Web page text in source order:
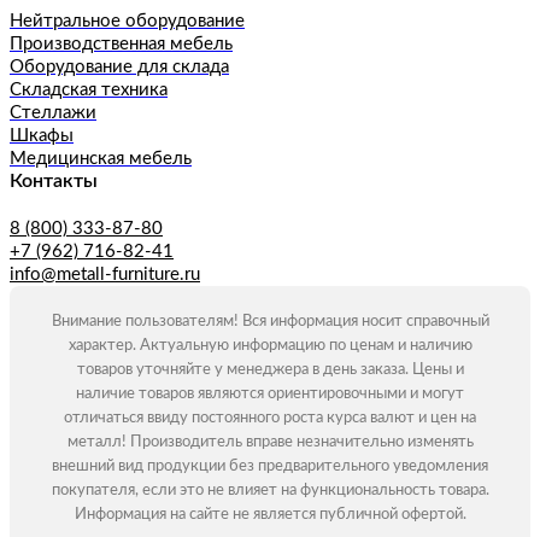
Нейтральное оборудование
Производственная мебель
Оборудование для склада
Складская техника
Стеллажи
Шкафы
Медицинская мебель
Контакты
8 (800) 333-87-80
+7 (962) 716-82-41
info@metall-furniture.ru
Внимание пользователям! Вся информация носит справочный
характер. Актуальную информацию по ценам и наличию
товаров уточняйте у менеджера в день заказа. Цены и
наличие товаров являются ориентировочными и могут
отличаться ввиду постоянного роста курса валют и цен на
металл! Производитель вправе незначительно изменять
внешний вид продукции без предварительного уведомления
покупателя, если это не влияет на функциональность товара.
Информация на сайте не является публичной офертой.